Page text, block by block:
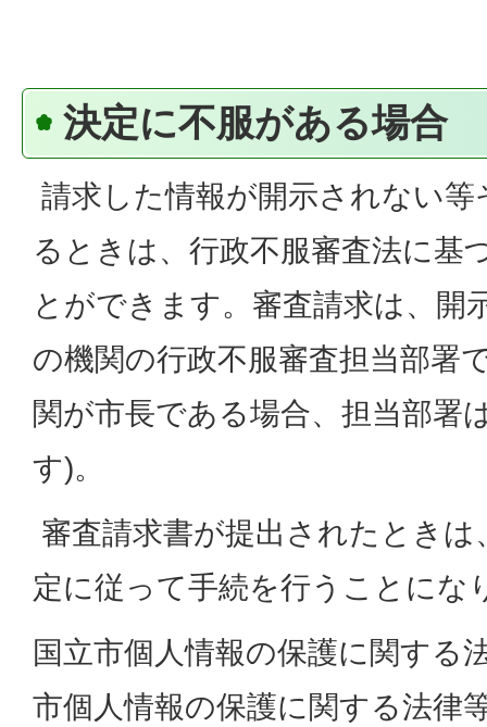
決定に不服がある場合
請求した情報が開示されない
るときは、行政不服審査法に基
とができます。審査請求は、開
の機関の行政不服審査担当部署
関が市長である場合、担当部署
す)。
審査請求書が提出されたときは
定に従って手続を行うことにな
国立市個人情報の保護に関する
市個人情報の保護に関する法律